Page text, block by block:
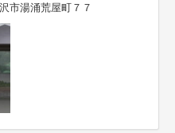
市湯涌荒屋町７７